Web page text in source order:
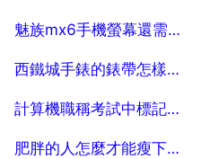
2025-07-29 魅族mx6手機螢幕還需要貼膜嗎
2025-07-29 西鐵城手錶的錶帶怎樣調節
2025-07-29 計算機職稱考試中標記的題做對了算分嗎
2025-07-29 肥胖的人怎麼才能瘦下來，胖人怎麼才能瘦下來了